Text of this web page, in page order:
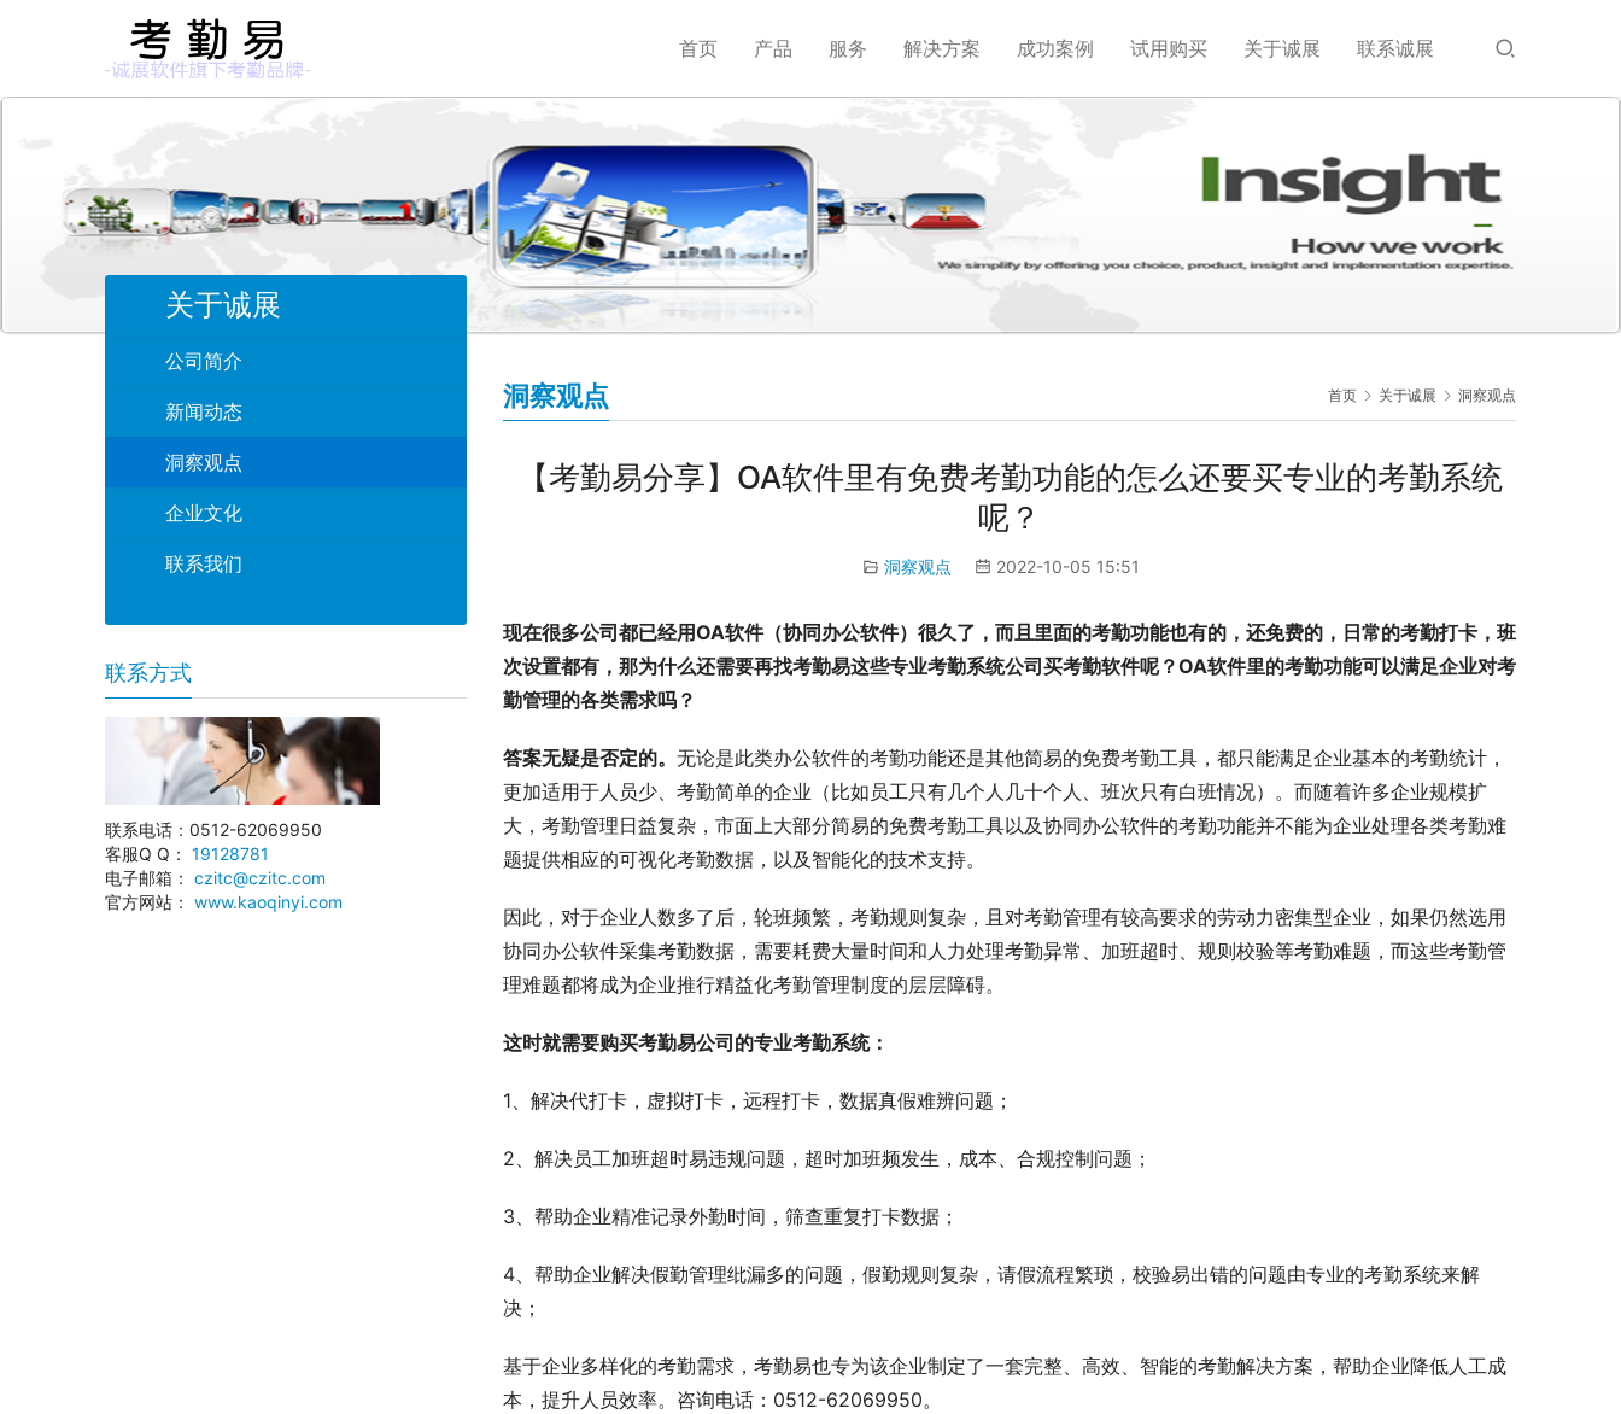
首页 产品 服务 解决方案 成功案例 试用购买 关于诚展 联系诚展
首页 关于诚展 洞察观点
洞察观点
【考勤易分享】OA软件里有免费考勤功能的怎么还要买专业的考勤系统
呢？
洞察观点 2022-10-05 15:51
现在很多公司都已经用OA软件（协同办公软件）很久了，而且里面的考勤功能也有的，还免费的，日常的考勤打卡，班
次设置都有，那为什么还需要再找考勤易这些专业考勤系统公司买考勤软件呢？OA软件里的考勤功能可以满足企业对考
勤管理的各类需求吗？
答案无疑是否定的。 无论是此类办公软件的考勤功能还是其他简易的免费考勤工具，都只能满足企业基本的考勤统计，
更加适用于人员少、考勤简单的企业（比如员工只有几个人几十个人、班次只有白班情况）。而随着许多企业规模扩
大，考勤管理日益复杂，市面上大部分简易的免费考勤工具以及协同办公软件的考勤功能并不能为企业处理各类考勤难
题提供相应的可视化考勤数据，以及智能化的技术支持。
因此，对于企业人数多了后，轮班频繁，考勤规则复杂，且对考勤管理有较高要求的劳动力密集型企业，如果仍然选用
协同办公软件采集考勤数据，需要耗费大量时间和人力处理考勤异常、加班超时、规则校验等考勤难题，而这些考勤管
理难题都将成为企业推行精益化考勤管理制度的层层障碍。
这时就需要购买考勤易公司的专业考勤系统：
1、解决代打卡，虚拟打卡，远程打卡，数据真假难辨问题；
2、解决员工加班超时易违规问题，超时加班频发生，成本、合规控制问题；
3、帮助企业精准记录外勤时间，筛查重复打卡数据；
4、帮助企业解决假勤管理纰漏多的问题，假勤规则复杂，请假流程繁琐，校验易出错的问题由专业的考勤系统来解
决；
基于企业多样化的考勤需求，考勤易也专为该企业制定了一套完整、高效、智能的考勤解决方案，帮助企业降低人工成
本，提升人员效率。咨询电话：0512-62069950。
关于诚展
公司简介
新闻动态
洞察观点
企业文化
联系我们
联系方式
联系电话：0512-62069950
客服Q Q： 19128781
电子邮箱： czitc@czitc.com
官方网站： www.kaoqinyi.com